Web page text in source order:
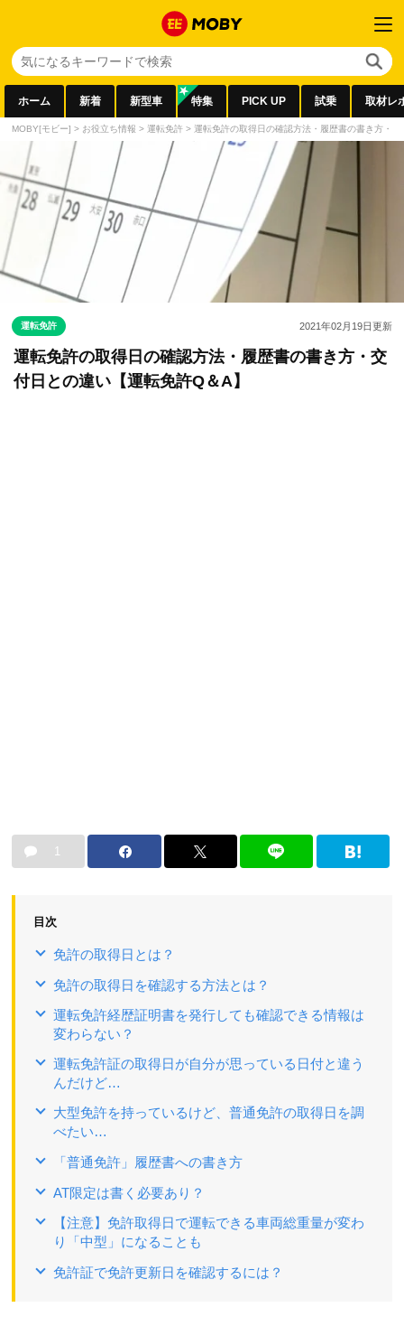
ホーム 新着 新型車 特集 PICK UP 試乗 取材レ
MOBY[モビー] > お役立ち情報 > 運転免許 > 運転免許の取得日の確認方法・履歴書の書き方・
運転免許 2021年02月19日更新
運転免許の取得日の確認方法・履歴書の書き方・交
付日との違い【運転免許Q＆A】
1
目次
免許の取得日とは？
免許の取得日を確認する方法とは？
運転免許経歴証明書を発行しても確認できる情報は
変わらない？
運転免許証の取得日が自分が思っている日付と違う
んだけど…
大型免許を持っているけど、普通免許の取得日を調
べたい…
「普通免許」履歴書への書き方
AT限定は書く必要あり？
【注意】免許取得日で運転できる車両総重量が変わ
り「中型」になることも
免許証で免許更新日を確認するには？